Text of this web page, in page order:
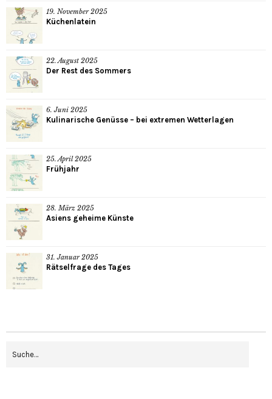
19. November 2025
Küchenlatein
22. August 2025
Der Rest des Sommers
6. Juni 2025
Kulinarische Genüsse – bei extremen Wetterlagen
25. April 2025
Frühjahr
28. März 2025
Asiens geheime Künste
31. Januar 2025
Rätselfrage des Tages